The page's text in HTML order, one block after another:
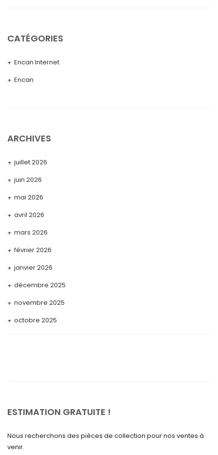
CATÉGORIES
Encan Internet
Encan
ARCHIVES
juillet 2026
juin 2026
mai 2026
avril 2026
mars 2026
février 2026
janvier 2026
décembre 2025
novembre 2025
octobre 2025
avril 2025
février 2025
ESTIMATION GRATUITE !
Nous recherchons des pièces de collection pour nos ventes à
venir.